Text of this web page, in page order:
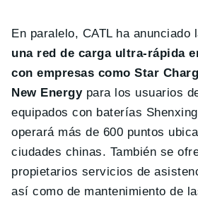
En paralelo, CATL ha anunciado
una red de carga ultra-rápida
con empresas como Star
New Energypara los usuarios
equipados con baterías
operará más de 600 puntos
ciudades chinas. También se
propietarios servicios de
así como de mantenimiento de